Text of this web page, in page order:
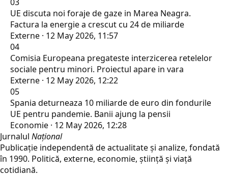
UE discuta noi foraje de gaze in Marea Neagra.
Factura la energie a crescut cu 24 de miliarde
Externe · 12 May 2026, 11:57
04
Comisia Europeana pregateste interzicerea retelelor
sociale pentru minori. Proiectul apare in vara
Externe · 12 May 2026, 12:22
05
Spania deturneaza 10 miliarde de euro din fondurile
UE pentru pandemie. Banii ajung la pensii
Economie · 12 May 2026, 12:28
Jurnalul Național
Publicație independentă de actualitate și analize, fondată
în 1990. Politică, externe, economie, știință și viață
cotidiană.